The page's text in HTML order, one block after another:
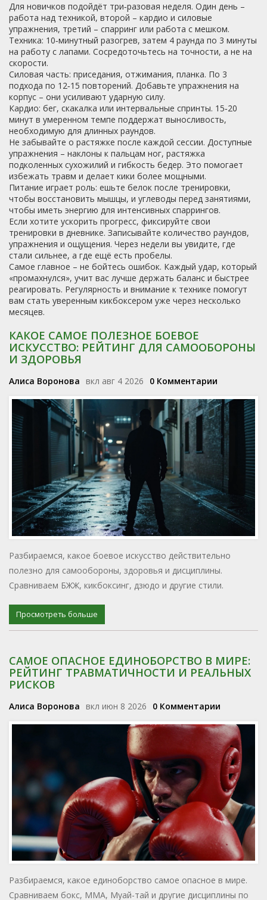
Для новичков подойдёт три‑разовая неделя. Один день –
работа над техникой, второй – кардио и силовые
упражнения, третий – спарринг или работа с мешком.
Техника: 10‑минутный разогрев, затем 4 раунда по 3 минуты
на работу с лапами. Сосредоточьтесь на точности, а не на
скорости.
Силовая часть: приседания, отжимания, планка. По 3
подхода по 12‑15 повторений. Добавьте упражнения на
корпус – они усиливают ударную силу.
Кардио: бег, скакалка или интервальные спринты. 15‑20
минут в умеренном темпе поддержат выносливость,
необходимую для длинных раундов.
Не забывайте о растяжке после каждой сессии. Доступные
упражнения – наклоны к пальцам ног, растяжка
подколенных сухожилий и гибкость бедер. Это помогает
избежать травм и делает кики более мощными.
Питание играет роль: ешьте белок после тренировки,
чтобы восстановить мышцы, и углеводы перед занятиями,
чтобы иметь энергию для интенсивных спаррингов.
Если хотите ускорить прогресс, фиксируйте свои
тренировки в дневнике. Записывайте количество раундов,
упражнения и ощущения. Через недели вы увидите, где
стали сильнее, а где ещё есть пробелы.
Самое главное – не бойтесь ошибок. Каждый удар, который
«промахнулся», учит вас лучше держать баланс и быстрее
реагировать. Регулярность и внимание к технике помогут
вам стать уверенным кикбоксером уже через несколько
месяцев.
КАКОЕ САМОЕ ПОЛЕЗНОЕ БОЕВОЕ
ИСКУССТВО: РЕЙТИНГ ДЛЯ САМООБОРОНЫ
И ЗДОРОВЬЯ
Алиса Воронова вкл авг 4 2026 0 Комментарии
Разбираемся, какое боевое искусство действительно
полезно для самообороны, здоровья и дисциплины.
Сравниваем БЖЖ, кикбоксинг, дзюдо и другие стили.
Просмотреть больше
САМОЕ ОПАСНОЕ ЕДИНОБОРСТВО В МИРЕ:
РЕЙТИНГ ТРАВМАТИЧНОСТИ И РЕАЛЬНЫХ
РИСКОВ
Алиса Воронова вкл июн 8 2026 0 Комментарии
Разбираемся, какое единоборство самое опасное в мире.
Сравниваем бокс, MMA, Муай-тай и другие дисциплины по